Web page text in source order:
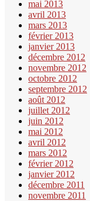
mai 2013
avril 2013
mars 2013
février 2013
janvier 2013
décembre 2012
novembre 2012
octobre 2012
septembre 2012
août 2012
juillet 2012
juin 2012
mai 2012
avril 2012
mars 2012
février 2012
janvier 2012
décembre 2011
novembre 2011